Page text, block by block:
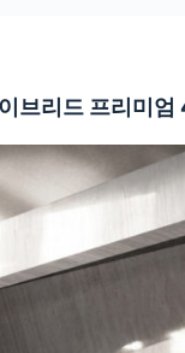
브리드 프리미엄